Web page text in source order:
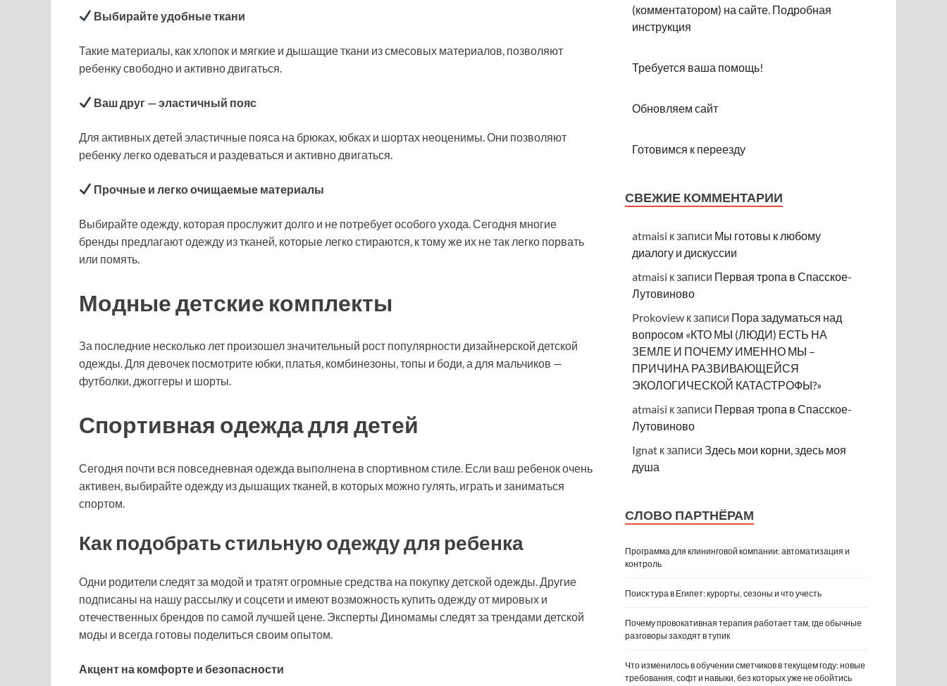
Выбирайте удобные ткани
Такие материалы, как хлопок и мягкие и дышащие ткани из смесовых материалов, позволяют
ребенку свободно и активно двигаться.
Ваш друг — эластичный пояс
Для активных детей эластичные пояса на брюках, юбках и шортах неоценимы. Они позволяют
ребенку легко одеваться и раздеваться и активно двигаться.
Прочные и легко очищаемые материалы
Выбирайте одежду, которая прослужит долго и не потребует особого ухода. Сегодня многие
бренды предлагают одежду из тканей, которые легко стираются, к тому же их не так легко порвать
или помять.
Модные детские комплекты
За последние несколько лет произошел значительный рост популярности дизайнерской детской
одежды. Для девочек посмотрите юбки, платья, комбинезоны, топы и боди, а для мальчиков —
футболки, джоггеры и шорты.
Спортивная одежда для детей
Сегодня почти вся повседневная одежда выполнена в спортивном стиле. Если ваш ребенок очень
активен, выбирайте одежду из дышащих тканей, в которых можно гулять, играть и заниматься
спортом.
Как подобрать стильную одежду для ребенка
Одни родители следят за модой и тратят огромные средства на покупку детской одежды. Другие
подписаны на нашу рассылку и соцсети и имеют возможность купить одежду от мировых и
отечественных брендов по самой лучшей цене. Эксперты Диномамы следят за трендами детской
моды и всегда готовы поделиться своим опытом.
Акцент на комфорте и безопасности
(комментатором) на сайте. Подробная
инструкция
Требуется ваша помощь!
Обновляем сайт
Готовимся к переезду
СВЕЖИЕ КОММЕНТАРИИ
atmaisi к записи Мы готовы к любому
диалогу и дискуссии
atmaisi к записи Первая тропа в Спасское-
Лутовиново
Prokoview к записи Пора задуматься над
вопросом «КТО МЫ (ЛЮДИ) ЕСТЬ НА
ЗЕМЛЕ И ПОЧЕМУ ИМЕННО МЫ –
ПРИЧИНА РАЗВИВАЮЩЕЙСЯ
ЭКОЛОГИЧЕСКОЙ КАТАСТРОФЫ?»
atmaisi к записи Первая тропа в Спасское-
Лутовиново
Ignat к записи Здесь мои корни, здесь моя
душа
СЛОВО ПАРТНЁРАМ
Программа для клининговой компании: автоматизация и
контроль
Поиск тура в Египет: курорты, сезоны и что учесть
Почему провокативная терапия работает там, где обычные
разговоры заходят в тупик
Что изменилось в обучении сметчиков в текущем году: новые
требования, софт и навыки, без которых уже не обойтись